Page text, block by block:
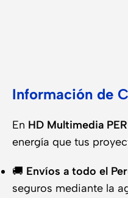
Información de
En HD Multimedia
energía que tus
🚚 Envíos a todo el
seguros mediante la